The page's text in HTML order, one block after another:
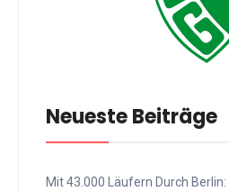
Neueste Beiträge
Mit 43.000 Läufern Durch